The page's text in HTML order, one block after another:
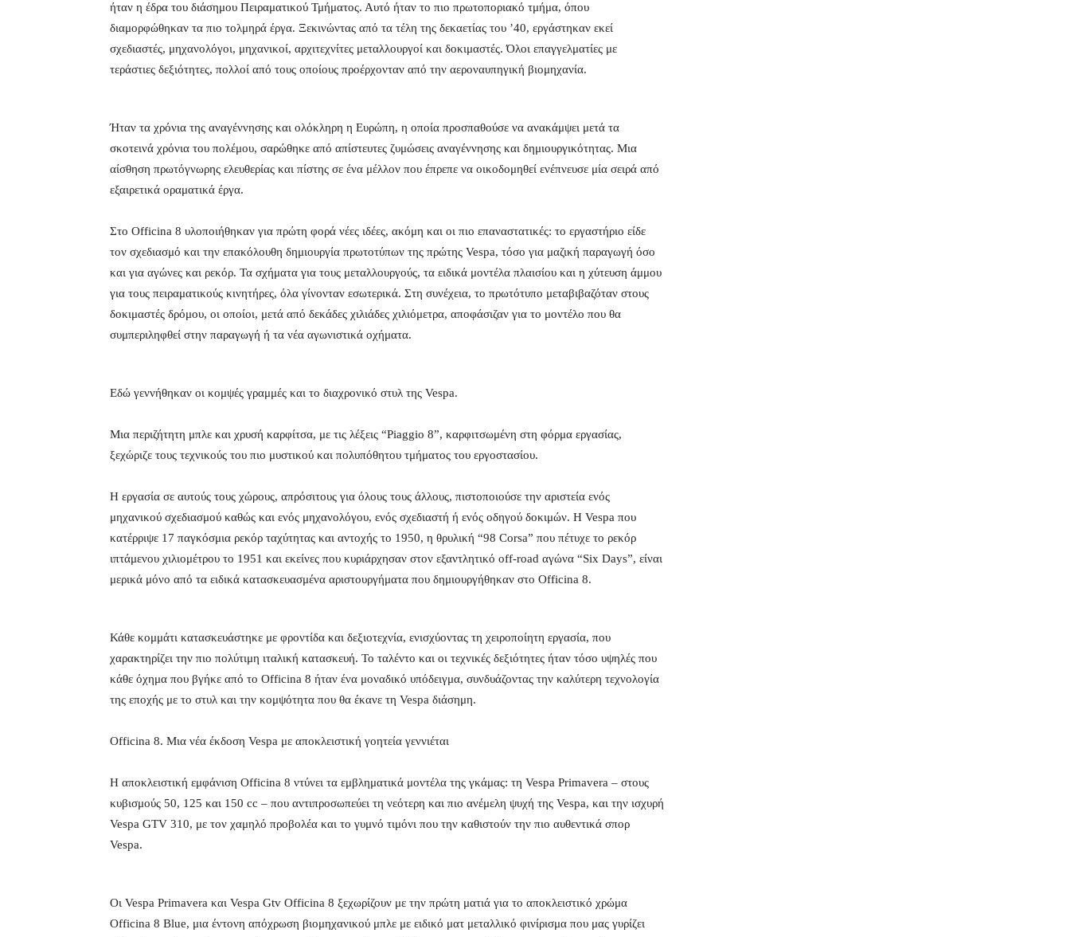
ήταν η έδρα του διάσημου Πειραματικού Τμήματος. Αυτό ήταν το πιο πρωτοποριακό τμήμα, όπου
διαμορφώθηκαν τα πιο τολμηρά έργα. Ξεκινώντας από τα τέλη της δεκαετίας του ’40, εργάστηκαν εκεί
σχεδιαστές, μηχανολόγοι, μηχανικοί, αρχιτεχνίτες μεταλλουργοί και δοκιμαστές. Όλοι επαγγελματίες με
τεράστιες δεξιότητες, πολλοί από τους οποίους προέρχονταν από την αεροναυπηγική βιομηχανία.
Ήταν τα χρόνια της αναγέννησης και ολόκληρη η Ευρώπη, η οποία προσπαθούσε να ανακάμψει μετά τα
σκοτεινά χρόνια του πολέμου, σαρώθηκε από απίστευτες ζυμώσεις αναγέννησης και δημιουργικότητας. Μια
αίσθηση πρωτόγνωρης ελευθερίας και πίστης σε ένα μέλλον που έπρεπε να οικοδομηθεί ενέπνευσε μία σειρά από
εξαιρετικά οραματικά έργα.
Στο Officina 8 υλοποιήθηκαν για πρώτη φορά νέες ιδέες, ακόμη και οι πιο επαναστατικές: το εργαστήριο είδε
τον σχεδιασμό και την επακόλουθη δημιουργία πρωτοτύπων της πρώτης Vespa, τόσο για μαζική παραγωγή όσο
και για αγώνες και ρεκόρ. Τα σχήματα για τους μεταλλουργούς, τα ειδικά μοντέλα πλαισίου και η χύτευση άμμου
για τους πειραματικούς κινητήρες, όλα γίνονταν εσωτερικά. Στη συνέχεια, το πρωτότυπο μεταβιβαζόταν στους
δοκιμαστές δρόμου, οι οποίοι, μετά από δεκάδες χιλιάδες χιλιόμετρα, αποφάσιζαν για το μοντέλο που θα
συμπεριληφθεί στην παραγωγή ή τα νέα αγωνιστικά οχήματα.
Εδώ γεννήθηκαν οι κομψές γραμμές και το διαχρονικό στυλ της Vespa.
Μια περιζήτητη μπλε και χρυσή καρφίτσα, με τις λέξεις “Piaggio 8”, καρφιτσωμένη στη φόρμα εργασίας,
ξεχώριζε τους τεχνικούς του πιο μυστικού και πολυπόθητου τμήματος του εργοστασίου.
Η εργασία σε αυτούς τους χώρους, απρόσιτους για όλους τους άλλους, πιστοποιούσε την αριστεία ενός
μηχανικού σχεδιασμού καθώς και ενός μηχανολόγου, ενός σχεδιαστή ή ενός οδηγού δοκιμών. Η Vespa που
κατέρριψε 17 παγκόσμια ρεκόρ ταχύτητας και αντοχής το 1950, η θρυλική “98 Corsa” που πέτυχε το ρεκόρ
ιπτάμενου χιλιομέτρου το 1951 και εκείνες που κυριάρχησαν στον εξαντλητικό off-road αγώνα “Six Days”, είναι
μερικά μόνο από τα ειδικά κατασκευασμένα αριστουργήματα που δημιουργήθηκαν στο Officina 8.
Κάθε κομμάτι κατασκευάστηκε με φροντίδα και δεξιοτεχνία, ενισχύοντας τη χειροποίητη εργασία, που
χαρακτηρίζει την πιο πολύτιμη ιταλική κατασκευή. Το ταλέντο και οι τεχνικές δεξιότητες ήταν τόσο υψηλές που
κάθε όχημα που βγήκε από το Officina 8 ήταν ένα μοναδικό υπόδειγμα, συνδυάζοντας την καλύτερη τεχνολογία
της εποχής με το στυλ και την κομψότητα που θα έκανε τη Vespa διάσημη.
Officina 8. Μια νέα έκδοση Vespa με αποκλειστική γοητεία γεννιέται
Η αποκλειστική εμφάνιση Officina 8 ντύνει τα εμβληματικά μοντέλα της γκάμας: τη Vespa Primavera – στους
κυβισμούς 50, 125 και 150 cc – που αντιπροσωπεύει τη νεότερη και πιο ανέμελη ψυχή της Vespa, και την ισχυρή
Vespa GTV 310, με τον χαμηλό προβολέα και το γυμνό τιμόνι που την καθιστούν την πιο αυθεντικά σπορ
Vespa.
Οι Vespa Primavera και Vespa Gtv Officina 8 ξεχωρίζουν με την πρώτη ματιά για το αποκλειστικό χρώμα
Officina 8 Blue, μια έντονη απόχρωση βιομηχανικού μπλε με ειδικό ματ μεταλλικό φινίρισμα που μας γυρίζει